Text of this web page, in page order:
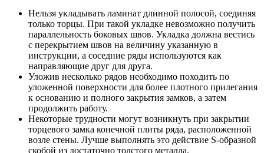
Нельзя укладывать ламинат длинной полосой, соединяя
только торцы. При такой укладке невозможно получить
параллельность боковых швов. Укладка должна вестись
с перекрытием швов на величину указанную в
инструкции, а соседние ряды используются как
направляющие друг для друга.
Уложив несколько рядов необходимо походить по
уложенной поверхности для более плотного прилегания
к основанию и полного закрытия замков, а затем
продолжить работу.
Некоторые трудности могут возникнуть при закрытии
торцевого замка конечной плиты ряда, расположенной
возле стены. Лучше выполнять это действие S-образной
скобой из достаточно толстого металла.